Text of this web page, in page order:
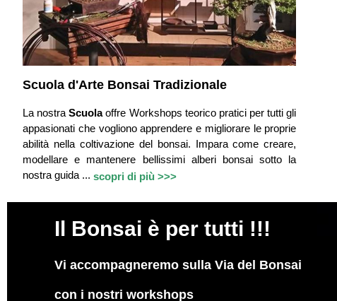
Scuola d'Arte Bonsai Tradizionale
La nostraScuolaoffre Workshops teorico pratici per tutti gli
appasionati che vogliono apprendere e migliorare le proprie
abilità nella coltivazione del bonsai. Impara come creare,
modellare e mantenere bellissimi alberi bonsai sotto la
nostra guida ... scopri di più >>>
Il Bonsai è per tutti !!!
Vi accompagneremo sulla Via del Bonsai
con i nostri workshops